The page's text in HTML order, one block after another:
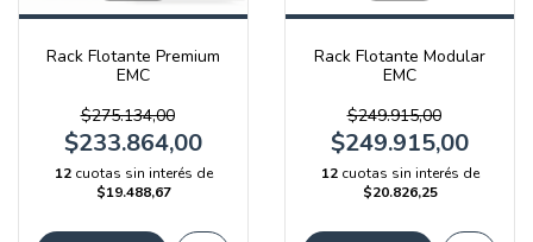
Rack Flotante Premium
EMC
$275.134,00
$233.864,00
12 cuotas sin interés de
$19.488,67
Rack Flotante Modular
EMC
$249.915,00
$249.915,00
12 cuotas sin interés de
$20.826,25